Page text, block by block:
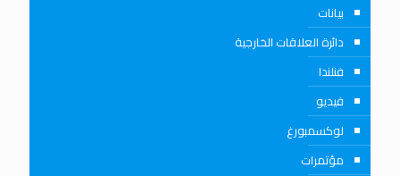
بيانات
دائرة العلاقات الخارجية
فنلندا
فيديو
لوكسمبورغ
مؤتمرات